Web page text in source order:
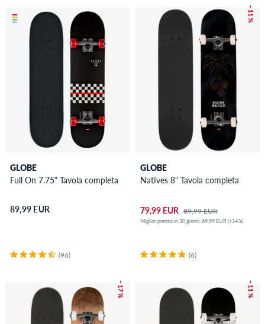
GLOBE
Full On 7.75" Tavola completa
89,99 EUR
(96)
– 11 %
GLOBE
Natives 8" Tavola completa
79,99 EUR 89,99 EUR
Miglior prezzo in 30 giorni: 69,99 EUR (+14%)
(6)
– 17 % – 11 %